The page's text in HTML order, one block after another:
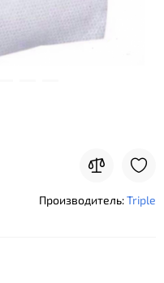
Производитель:Triple